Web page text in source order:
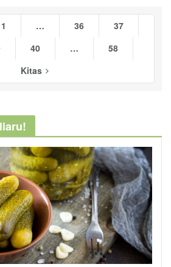
1 … 36
37
40 …
58
Kitas